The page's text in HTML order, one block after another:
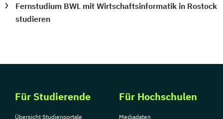
Fernstudium BWL mit Wirtschaftsinformatik in Rostock
studieren
Für Studierende
Übersicht Studienportale
Für Hochschulen
Mediadaten